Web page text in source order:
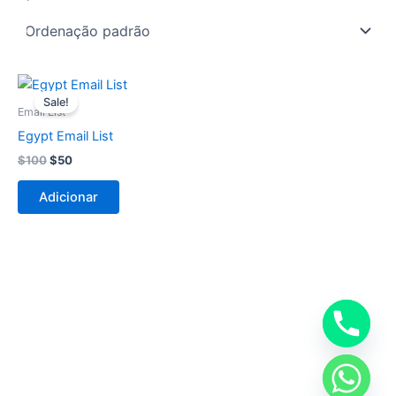
Sale!
Email List
Egypt Email List
$100
O
preço
original
$100.
$50
O
atual
$50.
Adicionar